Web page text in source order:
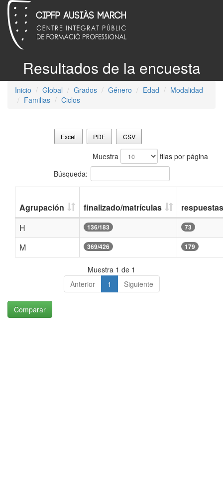
Resultados de la encuesta
Inicio Global Grados Género Edad
Modalidad
Familias
Ciclos
Excel PDF CSV
Muestra
filas por página
Búsqueda:
Agrupación finalizado/matrículas
respuestas
H
136/183 73
M 369/426 179
Muestra 1 de 1
Anterior
1 Siguiente
Comparar